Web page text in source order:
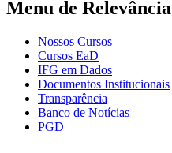
Menu de Relevância
Nossos Cursos
Cursos EaD
IFG em Dados
Documentos Institucionais
Transparência
Banco de Notícias
PGD